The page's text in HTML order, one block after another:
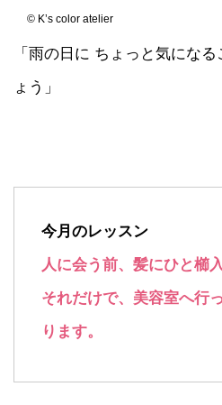
© K’s color atelier
「雨の日に ちょっと気にな
ょう」
今月のレッスン
人に会う前、髪にひと櫛
それだけで、美容室へ行
ります。